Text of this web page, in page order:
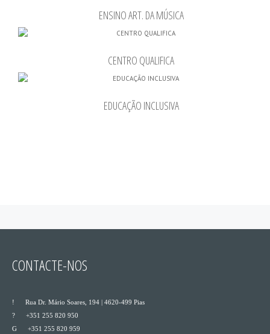
ENSINO ART. DA MÚSICA
CENTRO QUALIFICA
EDUCAÇÃO INCLUSIVA
CONTACTE-NOS
Rua Dr. Mário Soares, 194 | 4620-499 Pias
+351 255 820 950
+351 255 820 959